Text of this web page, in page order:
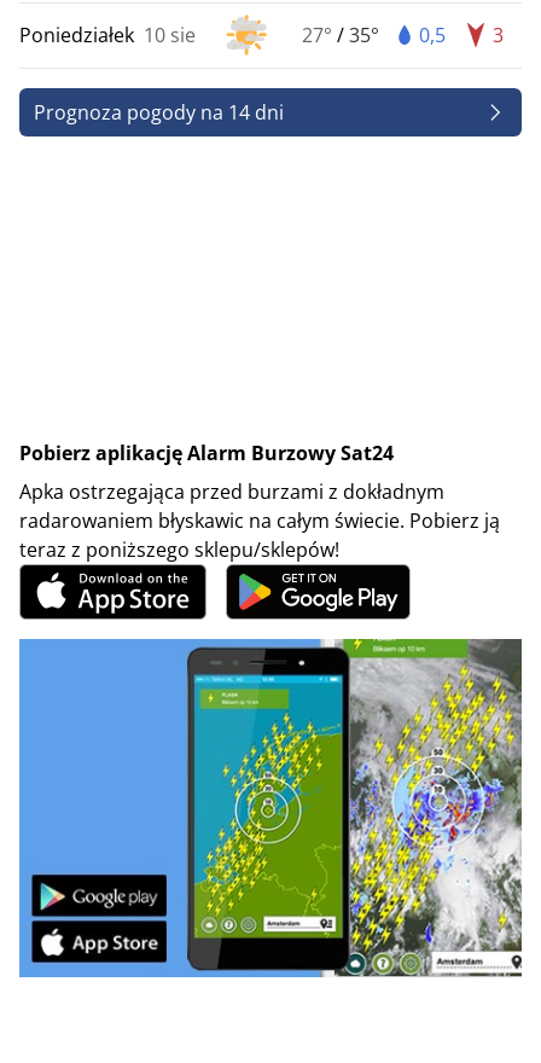
Poniedziałek 10 sie 27° /35° 0,5 3
Prognoza pogody na 14 dni
Pobierz aplikację Alarm Burzowy Sat24
Apka ostrzegająca przed burzami z dokładnym
radarowaniem błyskawic na całym świecie. Pobierz ją
teraz z poniższego sklepu/sklepów!